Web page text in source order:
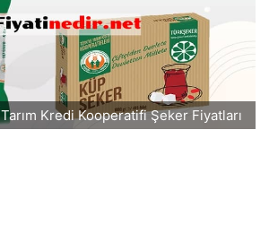
Tarım Kredi Kooperatifi Şeker Fiyatları